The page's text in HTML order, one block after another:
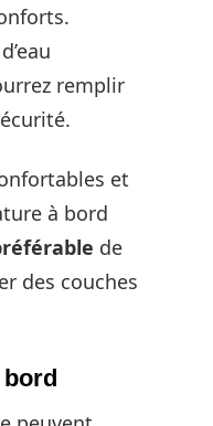
remplir
et
à bord
de
des couches